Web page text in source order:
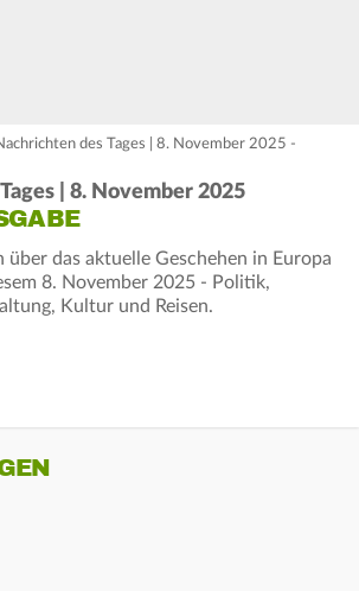
des Tages | 8. November 2025 -
| 8. November 2025
über das aktuelle Geschehen in Europa
8. November 2025 - Politik,
Kultur und Reisen.